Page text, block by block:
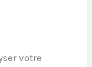
votre